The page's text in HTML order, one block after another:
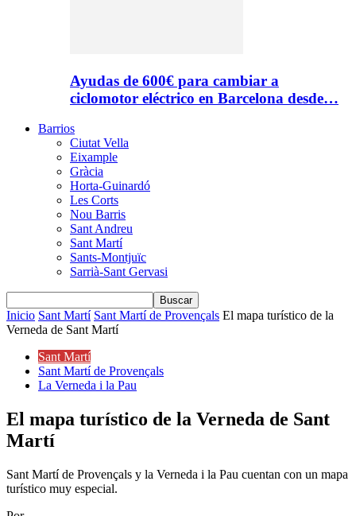
Ayudas de 600€ para cambiar a
ciclomotor eléctrico en Barcelona desde…
Barrios
Ciutat Vella
Eixample
Gràcia
Horta-Guinardó
Les Corts
Nou Barris
Sant Andreu
Sant Martí
Sants-Montjuïc
Sarrià-Sant Gervasi
Inicio Sant Martí Sant Martí de Provençals El mapa turístico de la
Verneda de Sant Martí
Sant Martí
Sant Martí de Provençals
La Verneda i la Pau
El mapa turístico de la Verneda de Sant
Martí
Sant Martí de Provençals y la Verneda i la Pau cuentan con un mapa
turístico muy especial.